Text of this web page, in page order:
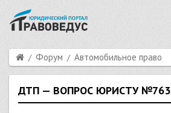
Форум Автомобильное право
ДТП — ВОПРОС ЮРИСТУ №763